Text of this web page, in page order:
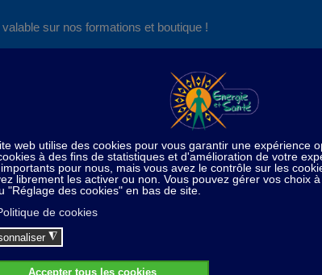
sur nos formations et boutique !
Nos produits succès
Découvrez aussi notre site de
consultations et de formations
Home De saison Lampe de sel de l'Himalaya
Lampe de sel de l'Himalaya - 2 à 3